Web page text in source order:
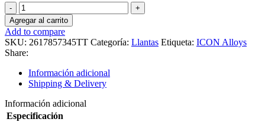
Llanta
ICON
Alloys
Vector
5
Titanium
cantidad
Agregar al carrito
Add to compare
SKU: 2617857345TT Categoría: Llantas Etiqueta: ICON Alloys
Share:
Información adicional
Shipping & Delivery
Información adicional
Especificación